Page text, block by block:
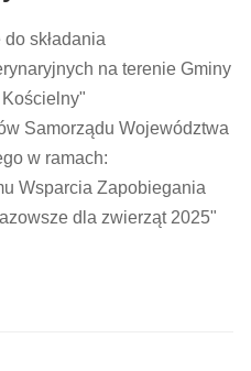
składania
na terenie Gminy
Samorządu Województwa
w ramach:
Wsparcia Zapobiegania
dla zwierząt 2025"